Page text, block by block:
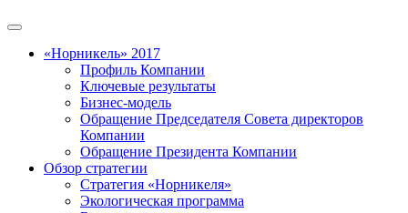
«Норникель» 2017
Профиль Компании
Ключевые результаты
Бизнес-модель
Обращение Председателя Совета директоров
Компании
Обращение Президента Компании
Обзор стратегии
Стратегия «Норникеля»
Экологическая программа